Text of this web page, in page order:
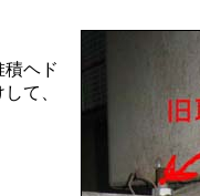
ヘド
て、